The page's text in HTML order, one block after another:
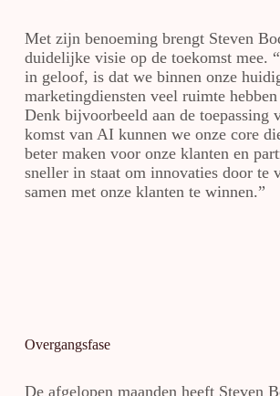
Met zijn benoeming brengt Steven
duidelijke visie op de toekomst mee.
in geloof, is dat we binnen onze
marketingdiensten veel ruimte
Denk bijvoorbeeld aan de toepassing
komst van AI kunnen we onze core
beter maken voor onze klanten en
sneller in staat om innovaties door te
samen met onze klanten te winnen.”
Overgangsfase
De afgelopen maanden heeft Steven